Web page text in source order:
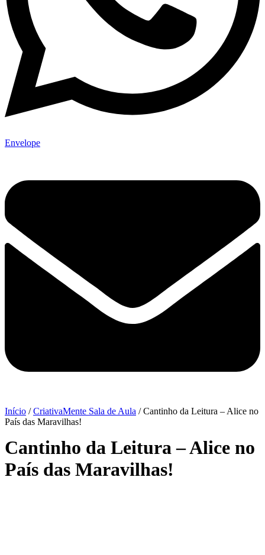
Envelope
Início /CriativaMente Sala de Aula / Cantinho da Leitura – Alice no
País das Maravilhas!
Cantinho da Leitura – Alice no
País das Maravilhas!